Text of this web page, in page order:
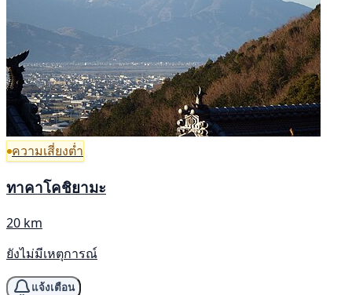
ความเสี่ยงต่ำ
ทาคาโคชิยามะ
20 km
ยังไม่มีเหตุการณ์
แจ้งเตือน